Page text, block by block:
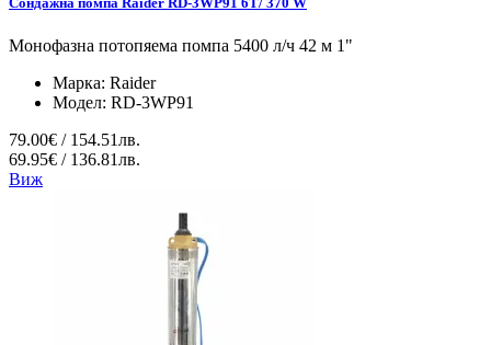
Монофазна потопяема помпа 5400 л/ч 42 м 1"
Марка: Raider
Модел: RD-3WP91
79.00€ / 154.51лв.
69.95€ / 136.81лв.
Виж